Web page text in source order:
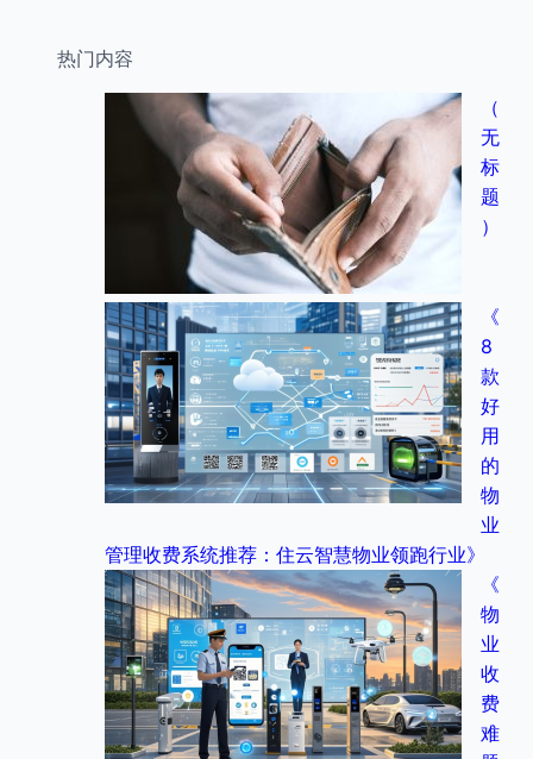
热门内容
（
无
标
题
）
《
8
款
好
用
的
物
业
管理收费系统推荐：住云智慧物业领跑行业》
《
物
业
收
费
难